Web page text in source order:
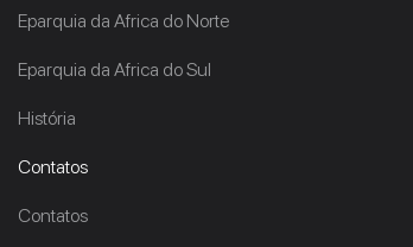
Eparquia da Africa do Norte
Eparquia da Africa do Sul
História
Contatos
Contatos